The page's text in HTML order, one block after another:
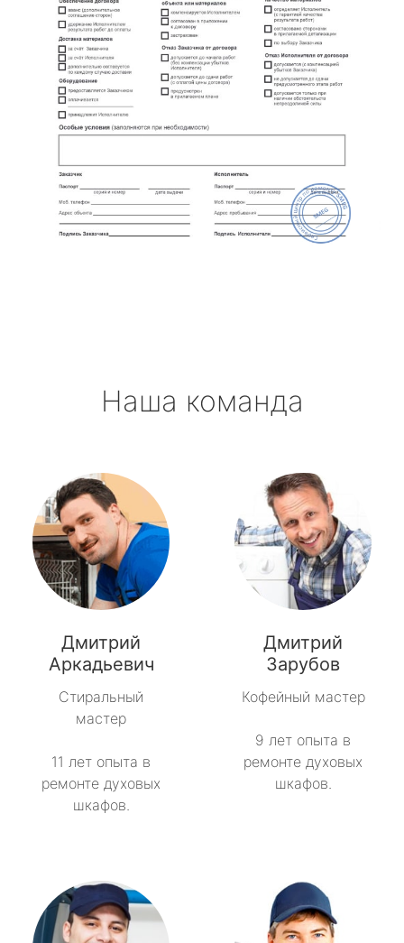
Наша команда
Дмитрий
Аркадьевич
Стиральный
мастер
11 лет опыта в
ремонте духовых
шкафов.
Дмитрий
Зарубов
Кофейный мастер
9 лет опыта в
ремонте духовых
шкафов.